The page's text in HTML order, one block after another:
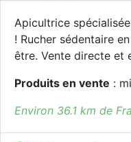
Apicultrice
! Rucher sédentaire
être. Vente directe et
Produits en vente :
Environ 36.1 km de